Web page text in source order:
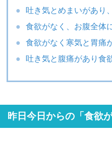
吐き気とめまいがあり
食欲がなく、お腹全体
食欲がなく寒気と胃痛
吐き気と腹痛があり食
昨日今日からの「食欲